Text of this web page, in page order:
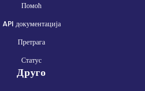
Помоћ
API документација
Претрага
Статус
Друго